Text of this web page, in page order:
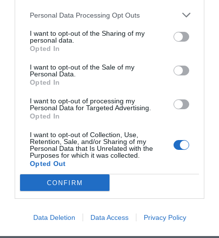
Personal Data Processing Opt Outs
I want to opt-out of the Sharing of my
personal data.
Opted In
I want to opt-out of the Sale of my
Personal Data.
Opted In
I want to opt-out of processing my
Personal Data for Targeted Advertising.
Opted In
I want to opt-out of Collection, Use,
Retention, Sale, and/or Sharing of my
Personal Data that Is Unrelated with the
Purposes for which it was collected.
Opted Out
CONFIRM
Data Deletion Data Access Privacy Policy
psicológico desde el inicio del tratamiento, así como
recordatorios personalizados y una escuela de pacientes
que aborde el autocuidado y el afrontamiento
María Adela García Arroyo
(FECMA), quien recuerda
que “muchas mujeres no comprenden bien su
tratamiento o se sienten desbordadas por su día a día”,
lo que aumenta la desmotivación cuando no hay un
seguimiento cercano.
La enfermería también tiene un papel clave.
Isabel
, representante de la SEEO, destaca que las
funciones esenciales incluyen la educación sanitaria
personalizada, el acompañamiento emocional y la
evaluación continua, aunque reconoce que la
estandarizadas dificultan esta labor. Entre las medidas